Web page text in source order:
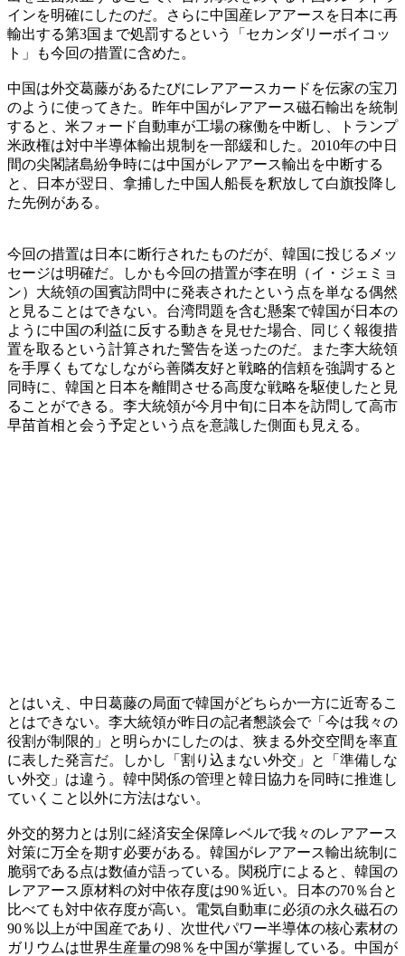
インを明確にしたのだ。さらに中国産レアアースを日本に再
輸出する第3国まで処罰するという「セカンダリーボイコッ
ト」も今回の措置に含めた。
中国は外交葛藤があるたびにレアアースカードを伝家の宝刀
のように使ってきた。昨年中国がレアアース磁石輸出を統制
すると、米フォード自動車が工場の稼働を中断し、トランプ
米政権は対中半導体輸出規制を一部緩和した。2010年の中日
間の尖閣諸島紛争時には中国がレアアース輸出を中断する
と、日本が翌日、拿捕した中国人船長を釈放して白旗投降し
た先例がある。
今回の措置は日本に断行されたものだが、韓国に投じるメッ
セージは明確だ。しかも今回の措置が李在明（イ・ジェミョ
ン）大統領の国賓訪問中に発表されたという点を単なる偶然
と見ることはできない。台湾問題を含む懸案で韓国が日本の
ように中国の利益に反する動きを見せた場合、同じく報復措
置を取るという計算された警告を送ったのだ。また李大統領
を手厚くもてなしながら善隣友好と戦略的信頼を強調すると
同時に、韓国と日本を離間させる高度な戦略を駆使したと見
ることができる。李大統領が今月中旬に日本を訪問して高市
早苗首相と会う予定という点を意識した側面も見える。
とはいえ、中日葛藤の局面で韓国がどちらか一方に近寄るこ
とはできない。李大統領が昨日の記者懇談会で「今は我々の
役割が制限的」と明らかにしたのは、狭まる外交空間を率直
に表した発言だ。しかし「割り込まない外交」と「準備しな
い外交」は違う。韓中関係の管理と韓日協力を同時に推進し
ていくこと以外に方法はない。
外交的努力とは別に経済安全保障レベルで我々のレアアース
対策に万全を期す必要がある。韓国がレアアース輸出統制に
脆弱である点は数値が語っている。関税庁によると、韓国の
レアアース原材料の対中依存度は90％近い。日本の70％台と
比べても対中依存度が高い。電気自動車に必須の永久磁石の
90％以上が中国産であり、次世代パワー半導体の核心素材の
ガリウムは世界生産量の98％を中国が掌握している。中国が